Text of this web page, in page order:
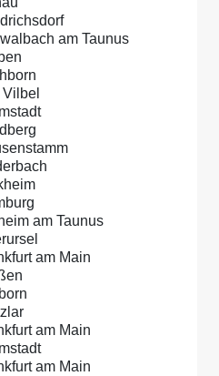
am Taunus
am Taunus
am Main
am Main
am Main